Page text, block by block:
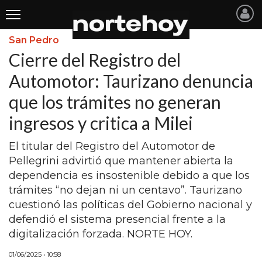
Últimas
Noticias
INICIO
NOTICIAS RECIENTES
SAN NICOLAS
RAMALLO
SAN PEDRO
PROVINCIA
PAIS
San Pedro
Cierre del Registro del
Automotor: Taurizano denuncia
que los trámites no generan
ingresos y critica a Milei
El titular del Registro del Automotor de
Pellegrini advirtió que mantener abierta la
dependencia es insostenible debido a que los
trámites “no dejan ni un centavo”. Taurizano
cuestionó las políticas del Gobierno nacional y
defendió el sistema presencial frente a la
digitalización forzada. NORTE HOY.
01/06/2025 • 10:58